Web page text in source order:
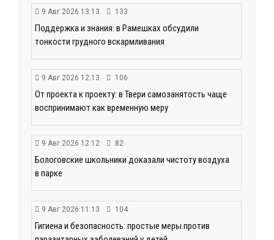
9 Авг 2026 13:13 133
Поддержка и знания: в Рамешках обсудили
тонкости грудного вскармливания
9 Авг 2026 12:13 106
От проекта к проекту: в Твери самозанятость чаще
воспринимают как временную меру
9 Авг 2026 12:12 82
Бологовские школьники доказали чистоту воздуха
в парке
9 Авг 2026 11:13 104
Гигиена и безопасность: простые меры против